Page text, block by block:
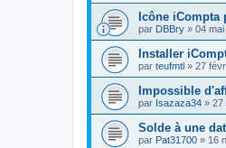
Icône iCompta
par DBBry » 04
Installer
par teufmtl » 27
Impossible
par Isazaza34 » 27
Solde à une
par Pat31700 » 16